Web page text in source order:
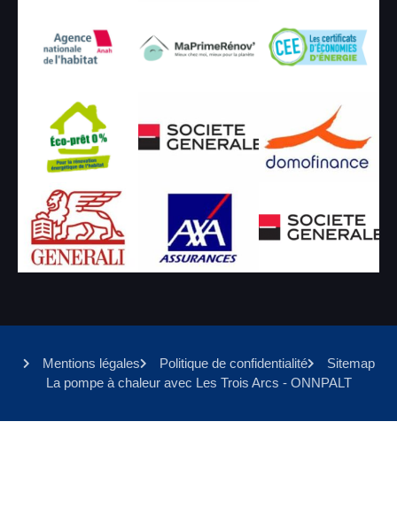
Mentions légales Politique de confidentialité
Sitemap
La pompe à chaleur avec Les Trois Arcs - ONNPALT